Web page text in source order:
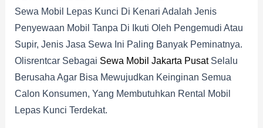
Sewa Mobil Lepas Kunci Di Kenari Adalah Jenis
Penyewaan Mobil Tanpa Di Ikuti Oleh Pengemudi Atau
Supir, Jenis Jasa Sewa Ini Paling Banyak Peminatnya.
Olisrentcar Sebagai Sewa Mobil Jakarta PusatSelalu
Berusaha Agar Bisa Mewujudkan Keinginan Semua
Calon Konsumen, Yang Membutuhkan Rental Mobil
Lepas Kunci Terdekat.